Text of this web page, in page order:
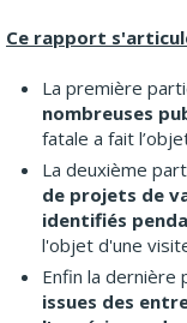
Ce rapport
La première
nombreuses
fatale a fait
La deuxième
de projets de
identifiés
l'objet d'une
Enfin la dernière
issues des